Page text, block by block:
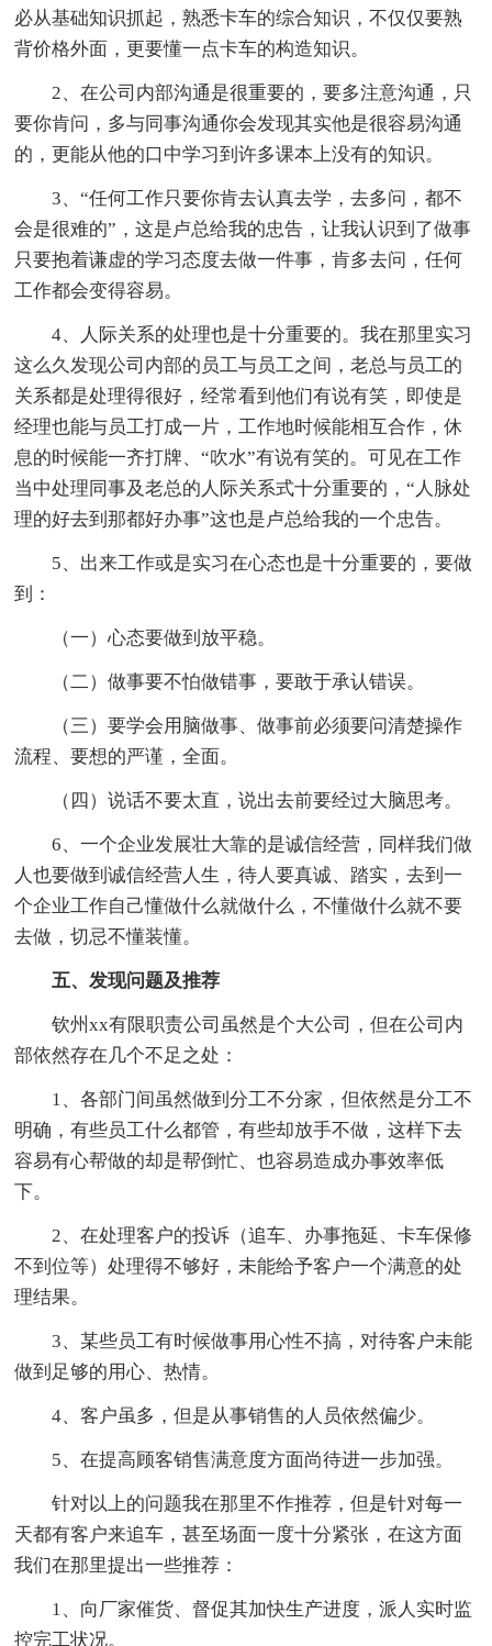
必从基础知识抓起，熟悉卡车的综合知识，不仅仅要熟
背价格外面，更要懂一点卡车的构造知识。
2、在公司内部沟通是很重要的，要多注意沟通，只
要你肯问，多与同事沟通你会发现其实他是很容易沟通
的，更能从他的口中学习到许多课本上没有的知识。
3、“任何工作只要你肯去认真去学，去多问，都不
会是很难的”，这是卢总给我的忠告，让我认识到了做事
只要抱着谦虚的学习态度去做一件事，肯多去问，任何
工作都会变得容易。
4、人际关系的处理也是十分重要的。我在那里实习
这么久发现公司内部的员工与员工之间，老总与员工的
关系都是处理得很好，经常看到他们有说有笑，即使是
经理也能与员工打成一片，工作地时候能相互合作，休
息的时候能一齐打牌、“吹水”有说有笑的。可见在工作
当中处理同事及老总的人际关系式十分重要的，“人脉处
理的好去到那都好办事”这也是卢总给我的一个忠告。
5、出来工作或是实习在心态也是十分重要的，要做
到：
（一）心态要做到放平稳。
（二）做事要不怕做错事，要敢于承认错误。
（三）要学会用脑做事、做事前必须要问清楚操作
流程、要想的严谨，全面。
（四）说话不要太直，说出去前要经过大脑思考。
6、一个企业发展壮大靠的是诚信经营，同样我们做
人也要做到诚信经营人生，待人要真诚、踏实，去到一
个企业工作自己懂做什么就做什么，不懂做什么就不要
去做，切忌不懂装懂。
五、发现问题及推荐
钦州xx有限职责公司虽然是个大公司，但在公司内
部依然存在几个不足之处：
1、各部门间虽然做到分工不分家，但依然是分工不
明确，有些员工什么都管，有些却放手不做，这样下去
容易有心帮做的却是帮倒忙、也容易造成办事效率低
下。
2、在处理客户的投诉（追车、办事拖延、卡车保修
不到位等）处理得不够好，未能给予客户一个满意的处
理结果。
3、某些员工有时候做事用心性不搞，对待客户未能
做到足够的用心、热情。
4、客户虽多，但是从事销售的人员依然偏少。
5、在提高顾客销售满意度方面尚待进一步加强。
针对以上的问题我在那里不作推荐，但是针对每一
天都有客户来追车，甚至场面一度十分紧张，在这方面
我们在那里提出一些推荐：
1、向厂家催货、督促其加快生产进度，派人实时监
控完工状况。